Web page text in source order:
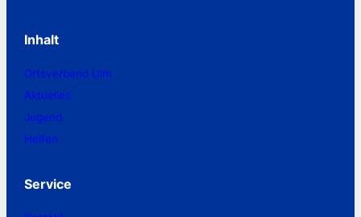
Inhalt
Ortsverband Ulm
Aktuelles
Jugend
Helfen
Service